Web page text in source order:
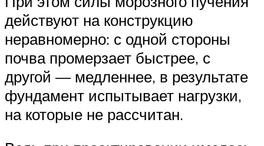
действуют на конструкцию
неравномерно: с одной стороны
почва промерзает быстрее, с
другой — медленнее, в результате
фундамент испытывает нагрузки,
на которые не рассчитан.